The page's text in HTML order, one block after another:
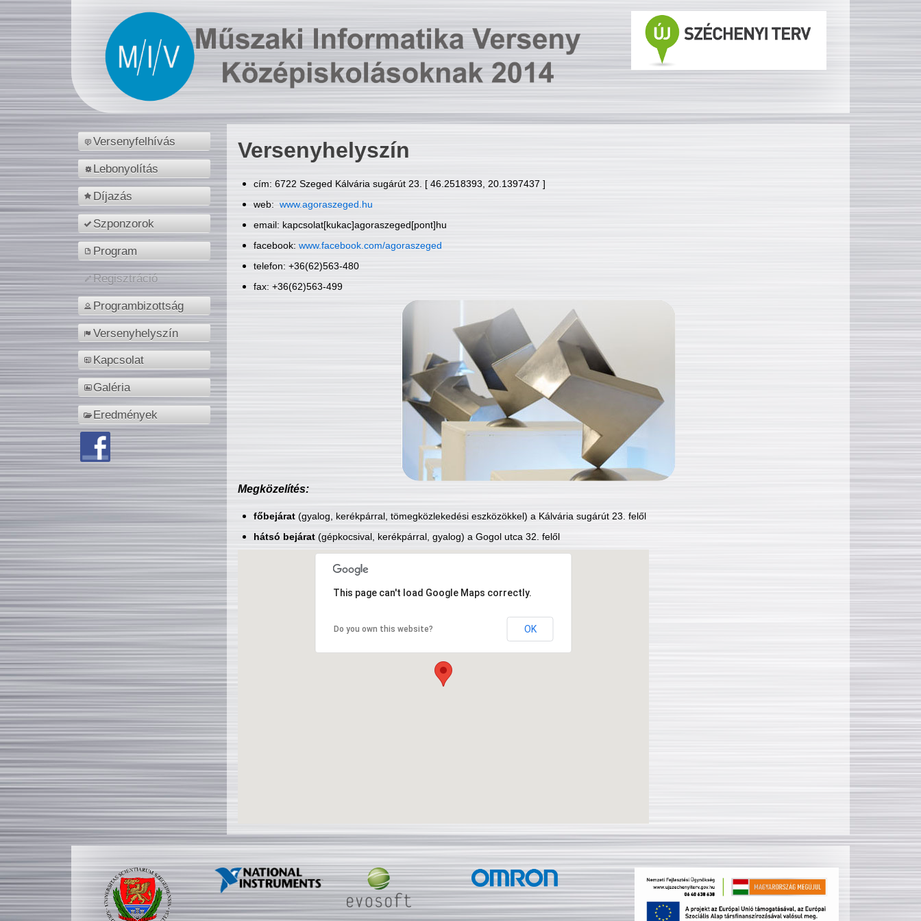
Versenyfelhívás
Lebonyolítás
Díjazás
Szponzorok
Program
Regisztráció
Programbizottság
Versenyhelyszín
Kapcsolat
Galéria
Eredmények
Versenyhelyszín
cím: 6722 Szeged Kálvária sugárút 23. [ 46.2518393, 20.1397437 ]
web: www.agoraszeged.hu
email: kapcsolat[kukac]agoraszeged[pont]hu
facebook: www.facebook.com/agoraszeged
telefon: +36(62)563-480
fax: +36(62)563-499
Megközelítés:
főbejárat(gyalog, kerékpárral, tömegközlekedési eszközökkel) a Kálvária sugárút 23. felől
hátsó bejárat(gépkocsival, kerékpárral, gyalog) a Gogol utca 32. felől
This page can't load Google Maps correctly.
Do you own this website? OK